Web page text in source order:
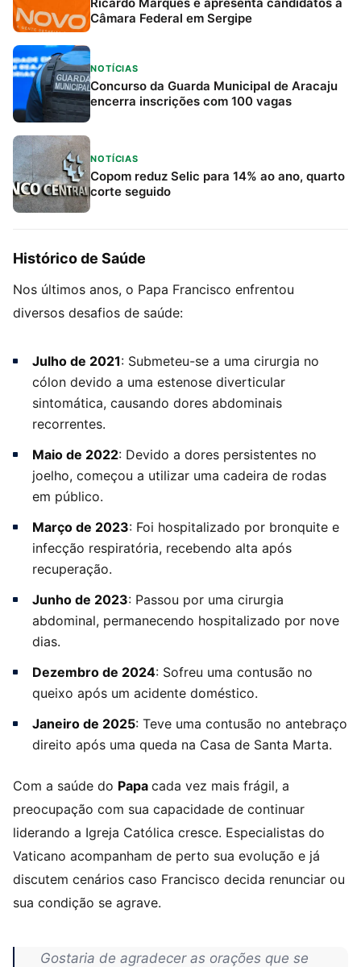
Câmara Federal em Sergipe
NOTÍCIAS
Concurso da Guarda Municipal de Aracaju
encerra inscrições com 100 vagas
NOTÍCIAS
Copom reduz Selic para 14% ao ano, quarto
corte seguido
Histórico de Saúde
Nos últimos anos, o Papa Francisco enfrentou
diversos desafios de saúde:
Julho de 2021: Submeteu-se a uma cirurgia no
cólon devido a uma estenose diverticular
sintomática, causando dores abdominais
recorrentes.
Maio de 2022: Devido a dores persistentes no
joelho, começou a utilizar uma cadeira de rodas
em público.
Março de 2023: Foi hospitalizado por bronquite e
infecção respiratória, recebendo alta após
recuperação.
Junho de 2023: Passou por uma cirurgia
abdominal, permanecendo hospitalizado por nove
dias.
Dezembro de 2024: Sofreu uma contusão no
queixo após um acidente doméstico.
Janeiro de 2025: Teve uma contusão no antebraço
direito após uma queda na Casa de Santa Marta.
Com a saúde do Papa cada vez mais frágil, a
preocupação com sua capacidade de continuar
liderando a Igreja Católica cresce. Especialistas do
Vaticano acompanham de perto sua evolução e já
discutem cenários caso Francisco decida renunciar ou
sua condição se agrave.
Gostaria de agradecer as orações que se